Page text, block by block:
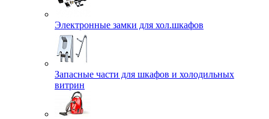
Электронные замки для хол.шкафов
Запасные части для шкафов и холодильных
витрин